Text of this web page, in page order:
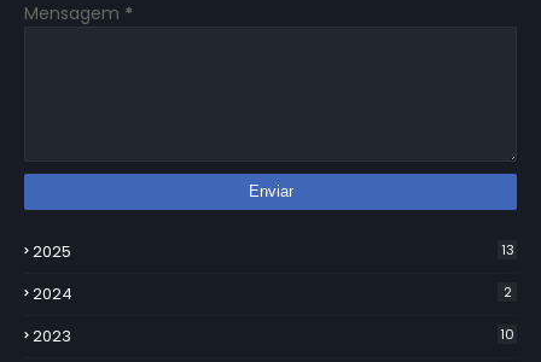
Mensagem *
2025 13
2024 2
2023 10